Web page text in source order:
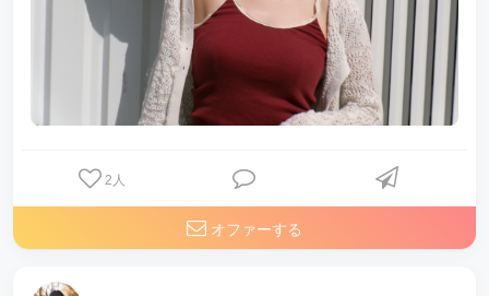
2 人
オファーする